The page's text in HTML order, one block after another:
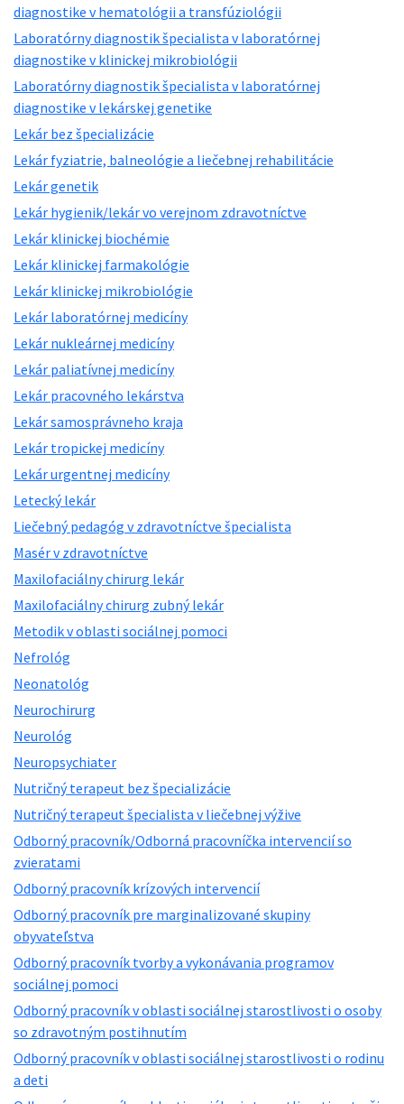
diagnostike v hematológii a transfúziológii
Laboratórny diagnostik špecialista v laboratórnej
diagnostike v klinickej mikrobiológii
Laboratórny diagnostik špecialista v laboratórnej
diagnostike v lekárskej genetike
Lekár bez špecializácie
Lekár fyziatrie, balneológie a liečebnej rehabilitácie
Lekár genetik
Lekár hygienik/lekár vo verejnom zdravotníctve
Lekár klinickej biochémie
Lekár klinickej farmakológie
Lekár klinickej mikrobiológie
Lekár laboratórnej medicíny
Lekár nukleárnej medicíny
Lekár paliatívnej medicíny
Lekár pracovného lekárstva
Lekár samosprávneho kraja
Lekár tropickej medicíny
Lekár urgentnej medicíny
Letecký lekár
Liečebný pedagóg v zdravotníctve špecialista
Masér v zdravotníctve
Maxilofaciálny chirurg lekár
Maxilofaciálny chirurg zubný lekár
Metodik v oblasti sociálnej pomoci
Nefrológ
Neonatológ
Neurochirurg
Neurológ
Neuropsychiater
Nutričný terapeut bez špecializácie
Nutričný terapeut špecialista v liečebnej výžive
Odborný pracovník/Odborná pracovníčka intervencií so
zvieratami
Odborný pracovník krízových intervencií
Odborný pracovník pre marginalizované skupiny
obyvateľstva
Odborný pracovník tvorby a vykonávania programov
sociálnej pomoci
Odborný pracovník v oblasti sociálnej starostlivosti o osoby
so zdravotným postihnutím
Odborný pracovník v oblasti sociálnej starostlivosti o rodinu
a deti